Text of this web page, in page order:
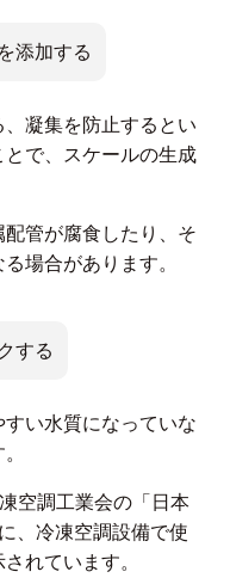
添加する
凝集を防止するとい
で、スケールの生成
管が腐食したり、そ
場合があります。
する
い水質になっていな
空調工業会の「日本
、冷凍空調設備で使
れています。